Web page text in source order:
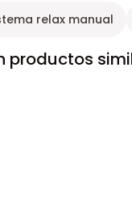
relax manual
productos